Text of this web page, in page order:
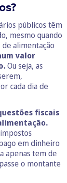
públicos têm
mesmo quando
alimentação
valor
Ou seja, as
cada dia de
fiscais
em dinheiro
apenas tem de
o montante